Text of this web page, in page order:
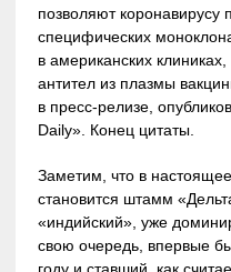
позволяют коронавирусу
специфических
в американских
антител из плазмы
в пресс-релизе,
Daily». Конец цитаты.
Заметим, что в
становится штамм
«индийский», уже
свою очередь, впервые
году и ставший, как